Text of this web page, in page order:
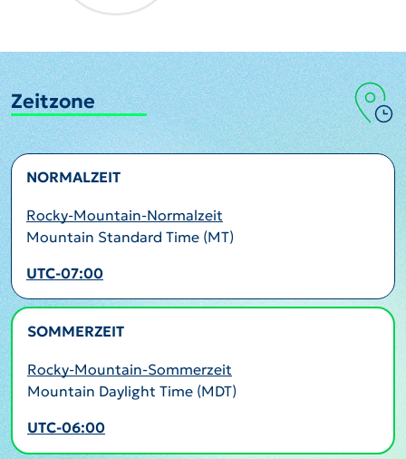
Zeitzone
NORMALZEIT
Rocky-Mountain-Normalzeit
Mountain Standard Time (MT)
UTC-07:00
SOMMERZEIT
Rocky-Mountain-Sommerzeit
Mountain Daylight Time (MDT)
UTC-06:00